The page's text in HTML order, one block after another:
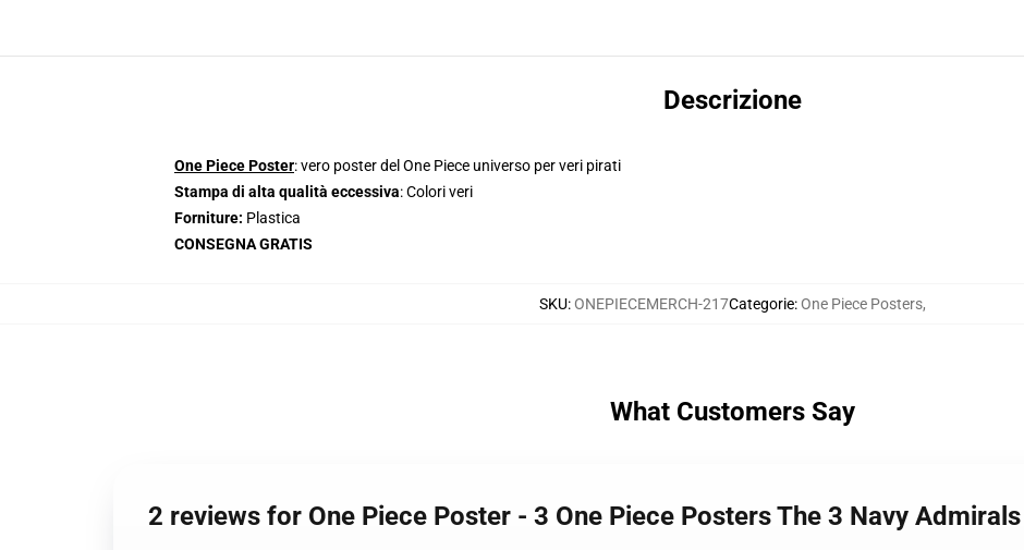
Descrizione
One Piece Poster: vero poster del One Piece universo per veri pirati
Stampa di alta qualità eccessiva: Colori veri
Forniture: Plastica
CONSEGNA GRATIS
SKU:ONEPIECEMERCH-217Categorie:One Piece Posters,
What Customers Say
2 reviews for One Piece Poster - 3 One Piece Posters The 3 Navy